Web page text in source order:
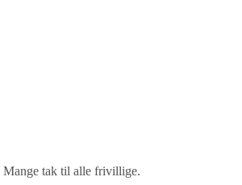
Mange tak til alle frivillige.